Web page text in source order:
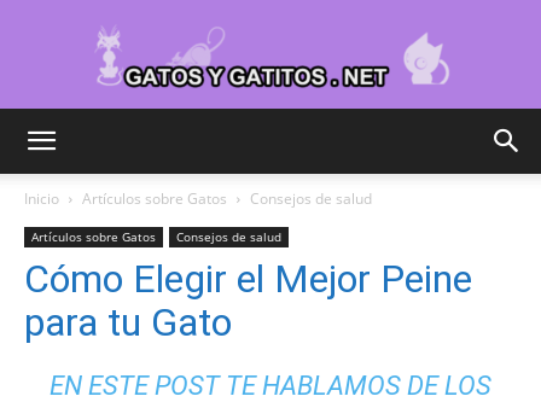
Inicio Artículos sobre Gatos Consejos de salud
Artículos sobre Gatos Consejos de salud
Cómo Elegir el Mejor Peine
para tu Gato
EN ESTE POST TE HABLAMOS DE LOS